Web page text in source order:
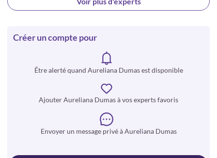
Créer un compte pour
Être alerté quand Aureliana Dumas est disponible
Ajouter Aureliana Dumas à vos experts favoris
Envoyer un message privé à Aureliana Dumas